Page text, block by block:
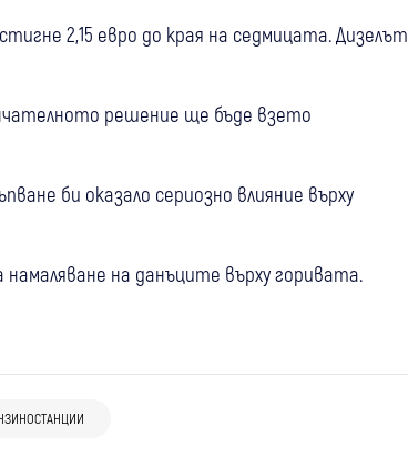
2,15 евро до края на седмицата. Дизелът
решение ще бъде взето
би оказало сериозно влияние върху
на данъците върху горивата.
българка и сина ѝ за
във фризер
ще лежи 10 години в
в Кюстендил разреши
03 авг